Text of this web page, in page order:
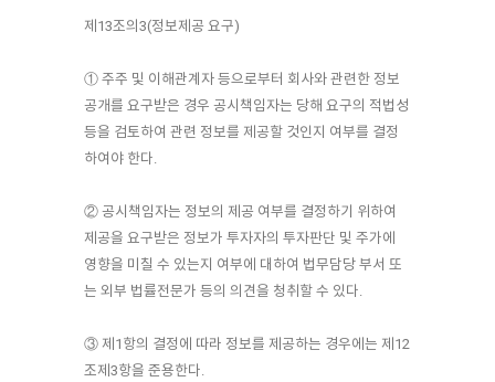
제13조의3(정보제공 요구)
① 주주 및 이해관계자 등으로부터 회사와 관련한 정보
공개를 요구받은 경우 공시책임자는 당해 요구의 적법성
등을 검토하여 관련 정보를 제공할 것인지 여부를 결정
하여야 한다.
② 공시책임자는 정보의 제공 여부를 결정하기 위하여
제공을 요구받은 정보가 투자자의 투자판단 및 주가에
영향을 미칠 수 있는지 여부에 대하여 법무담당 부서 또
는 외부 법률전문가 등의 의견을 청취할 수 있다.
③ 제1항의 결정에 따라 정보를 제공하는 경우에는 제12
조제3항을 준용한다.